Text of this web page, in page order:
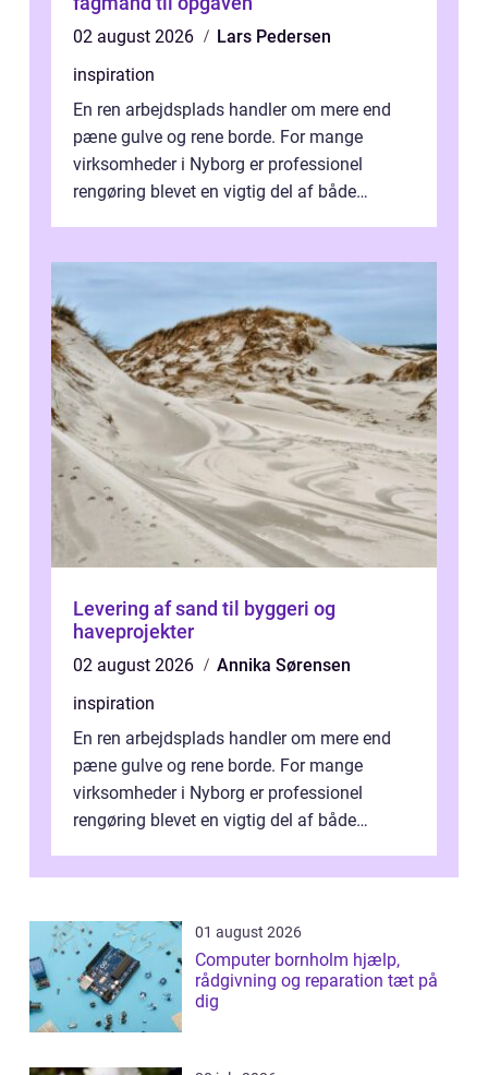
02 august 2026
Lars Pedersen
inspiration
En ren arbejdsplads handler om mere end
pæne gulve og rene borde. For mange
virksomheder i Nyborg er professionel
rengøring blevet en vigtig del af både
Levering af sand til byggeri og
haveprojekter
02 august 2026
Annika Sørensen
inspiration
En ren arbejdsplads handler om mere end
pæne gulve og rene borde. For mange
virksomheder i Nyborg er professionel
rengøring blevet en vigtig del af både
samlede ...
01 august 2026
Computer bornholm hjælp,
rådgivning og reparation tæt på
dig